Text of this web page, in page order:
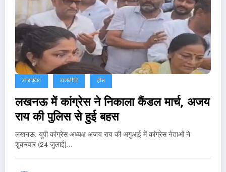
उत्तर प्रदेश राजनीति होम
लखनऊ में कांग्रेस ने निकाला कैंडल मार्च, अजय
राय की पुलिस से हुई बहस
लखनऊ: यूपी कांग्रेस अध्यक्ष अजय राय की अगुआई में कांग्रेस नेताओं ने
शुक्रवार (24 जुलाई)…